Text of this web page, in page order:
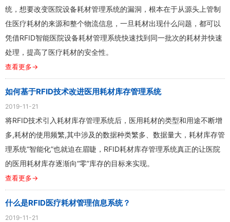
统，想要改变医院设备耗材管理系统的漏洞，根本在于从源头上管制
住医疗耗材的来源和整个物流信息，一旦耗材出现什么问题，都可以
凭借RFID智能医院设备耗材管理系统快速找到同一批次的耗材并快速
处理，​提高了医疗耗材的安全性。
查看更多→
如何基于RFID技术改进医用耗材库存管理系统
2019-11-21
将RFID技术引入耗材库存管理系统后，医用耗材的类型和用途不断增
多,耗材的使用频繁,其中涉及的数据种类繁多、数据量大，耗材库存管
理系统“智能化”也就迫在眉睫，RFID耗材库存管理系统真正的让医院
的医用耗材库存​逐渐向“零”库存的目标来实现。
查看更多→
什么是RFID医疗耗材管理信息系统？
2019-11-21